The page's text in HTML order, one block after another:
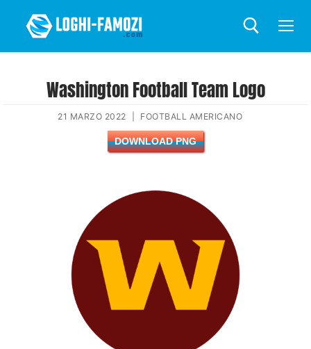
Washington Football Team Logo
21 MARZO 2022 FOOTBALL AMERICANO
DOWNLOAD PNG